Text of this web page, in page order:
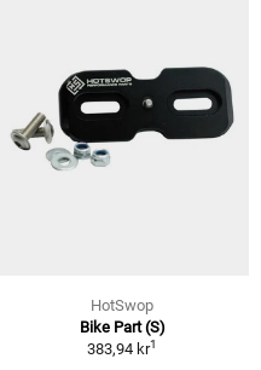
HotSwop
Bike Part (S)
383,94 kr1